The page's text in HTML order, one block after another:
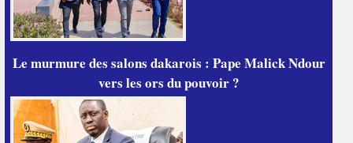
Le murmure des salons dakarois : Pape Malick Ndour
vers les ors du pouvoir ?